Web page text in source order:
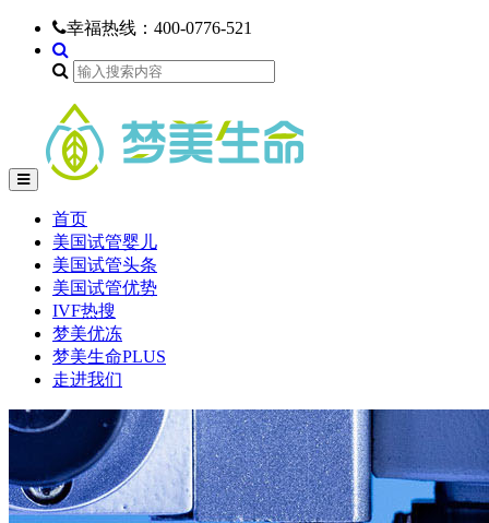
幸福热线： 400-0776-521
首页
美国试管婴儿
美国试管头条
美国试管优势
IVF热搜
梦美优冻
梦美生命PLUS
走进我们